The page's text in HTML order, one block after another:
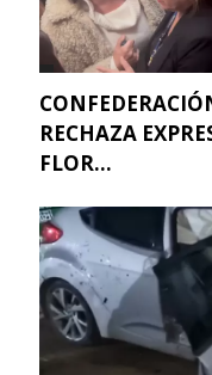
RECHAZA
FLOR...